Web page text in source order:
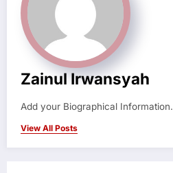
Zainul Irwansyah
Add your Biographical Information.
View All Posts